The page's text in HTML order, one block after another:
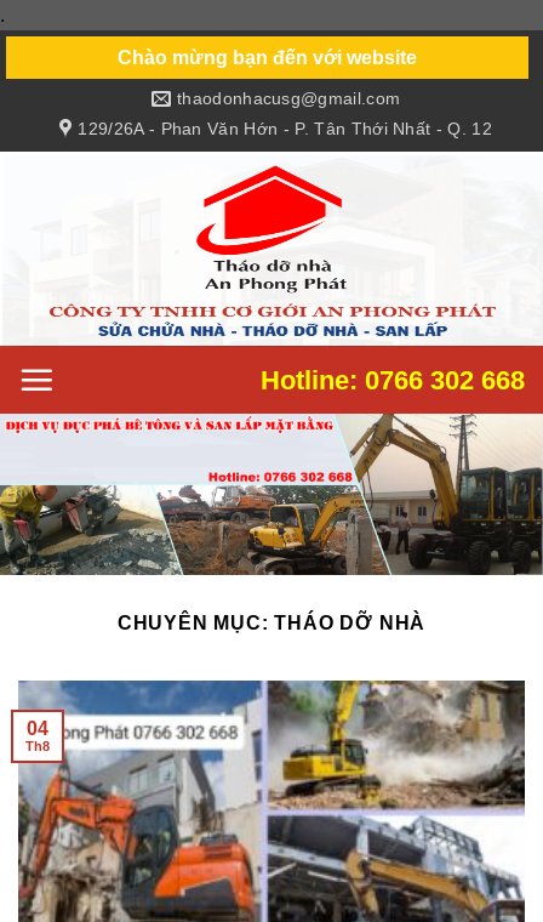
.
content
Chào mừng bạn đến với website
129/26A - Phan Văn Hớn - P. Tân Thới Nhất - Q. 12
thaodonhacusg@gmail.com
Hotline: 0766 302 668
04